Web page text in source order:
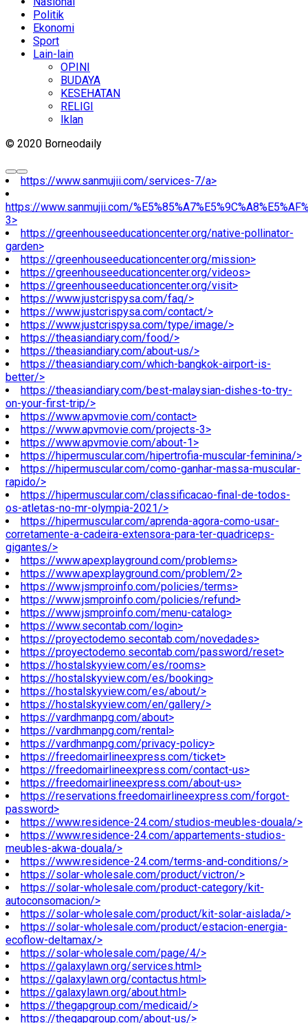
Politik
Ekonomi
Sport
Lain-lain
OPINI
BUDAYA
KESEHATAN
RELIGI
Iklan
© 2020 Borneodaily
https://www.sanmujii.com/services-7/a>
https://www.sanmujii.com/
3>
https://greenhouseeducationcenter.org/native-pollinator-
garden>
https://greenhouseeducationcenter.org/mission>
https://greenhouseeducationcenter.org/videos>
https://greenhouseeducationcenter.org/visit>
https://www.justcrispysa.com/faq/>
https://www.justcrispysa.com/contact/>
https://www.justcrispysa.com/type/image/>
https://theasiandiary.com/food/>
https://theasiandiary.com/about-us/>
https://theasiandiary.com/which-bangkok-airport-is-
better/>
https://theasiandiary.com/best-malaysian-dishes-to-try-
on-your-first-trip/>
https://www.apvmovie.com/contact>
https://www.apvmovie.com/projects-3>
https://www.apvmovie.com/about-1>
https://hipermuscular.com/hipertrofia-muscular-feminina/>
https://hipermuscular.com/como-ganhar-massa-muscular-
rapido/>
https://hipermuscular.com/classificacao-final-de-todos-
os-atletas-no-mr-olympia-2021/>
https://hipermuscular.com/aprenda-agora-como-usar-
corretamente-a-cadeira-extensora-para-ter-quadriceps-
gigantes/>
https://www.apexplayground.com/problems>
https://www.apexplayground.com/problem/2>
https://www.jsmproinfo.com/policies/terms>
https://www.jsmproinfo.com/policies/refund>
https://www.jsmproinfo.com/menu-catalog>
https://www.secontab.com/login>
https://proyectodemo.secontab.com/novedades>
https://proyectodemo.secontab.com/password/reset>
https://hostalskyview.com/es/rooms>
https://hostalskyview.com/es/booking>
https://hostalskyview.com/es/about/>
https://hostalskyview.com/en/gallery/>
https://vardhmanpg.com/about>
https://vardhmanpg.com/rental>
https://vardhmanpg.com/privacy-policy>
https://freedomairlineexpress.com/ticket>
https://freedomairlineexpress.com/contact-us>
https://freedomairlineexpress.com/about-us>
https://reservations.freedomairlineexpress.com/forgot-
password>
https://www.residence-24.com/studios-meubles-douala/>
https://www.residence-24.com/appartements-studios-
meubles-akwa-douala/>
https://www.residence-24.com/terms-and-conditions/>
https://solar-wholesale.com/product/victron/>
https://solar-wholesale.com/product-category/kit-
autoconsomacion/>
https://solar-wholesale.com/product/kit-solar-aislada/>
https://solar-wholesale.com/product/estacion-energia-
ecoflow-deltamax/>
https://solar-wholesale.com/page/4/>
https://galaxylawn.org/services.html>
https://galaxylawn.org/contactus.html>
https://galaxylawn.org/about.html>
https://thegapgroup.com/medicaid/>
https://thegapgroup.com/about-us/>